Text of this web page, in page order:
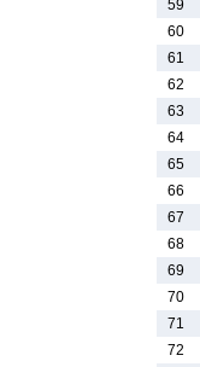
59
60
61
62
63
64
65
66
67
68
69
70
71
72